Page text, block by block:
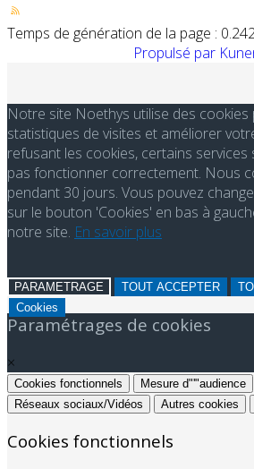
Temps de génération de la page :
Propulsé par
Notre site Noethys utilise des
statistiques de visites et améliorer
refusant les cookies, certains
pas fonctionner correctement. Nous
pendant 30 jours. Vous pouvez
sur le bouton 'Cookies' en bas à
notre site. En savoir plus
PARAMETRAGE TOUT ACCEPTER
Cookies
Paramétrages de cookies
×
Cookies fonctionnels
Mesure d"'"audience
Réseaux sociaux/Vidéos
Autres cookies
Cookies fonctionnels